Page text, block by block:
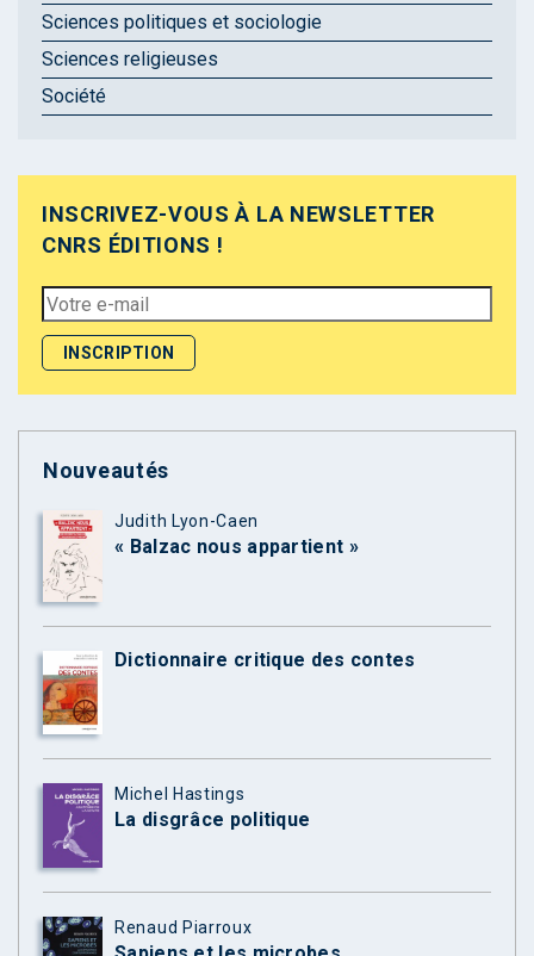
Sciences politiques et sociologie
Sciences religieuses
Société
INSCRIVEZ-VOUS À LA NEWSLETTER
CNRS ÉDITIONS !
Nouveautés
Judith Lyon-Caen
« Balzac nous appartient »
Dictionnaire critique des contes
Michel Hastings
La disgrâce politique
Renaud Piarroux